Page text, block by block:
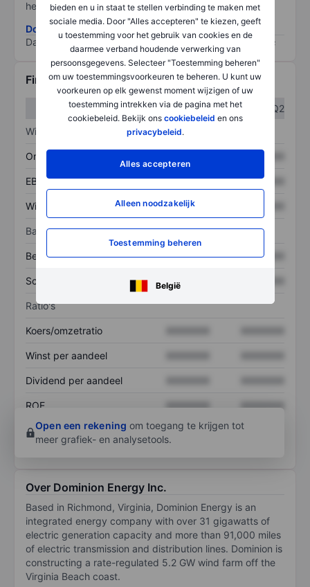
bieden en u in staat te stellen verbinding te maken met
sociale media. Door "Alles accepteren" te kiezen, geeft
u toestemming voor het gebruik van cookies en de
daarmee verband houdende verwerking van
persoonsgegevens. Selecteer "Toestemming beheren"
om uw toestemmingsvoorkeuren te beheren. U kunt uw
voorkeuren op elk gewenst moment wijzigen of uw
toestemming intrekken via de pagina met het
cookiebeleid. Bekijk ons cookiebeleid en ons
privacybeleid.
Alles accepteren
Alleen noodzakelijk
Toestemming beheren
België
het grootste risico).
Download de ESG-risicomethodologie
Data provided by
/
Financiële gegevens
Q1
Q2
Winst/verlies
Omzet
EBITDA XXXXXXX XXXXXXX
Winst XXXXXXX
Balans
Bezittingen XXXXXXX XXXXXXX
Schulden XXXXXXX
Ratio's
Koers/omzetratio
Winst per aandeel
Dividend per aandeel
ROE XXXXXXX
XXXXXXX
Open een rekening om toegang te krijgen tot
meer grafiek- en analysetools.
Over Dominion Energy Inc.
Based in Richmond, Virginia, Dominion Energy is an
integrated energy company with over 31 gigawatts of
electric generation capacity and more than 91,000 miles
of electric transmission and distribution lines. Dominion is
constructing a rate-regulated 5.2 GW wind farm off the
Virginia Beach coast.